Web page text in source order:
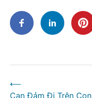
hướng
⟵
Can Đảm Đi Trên Con